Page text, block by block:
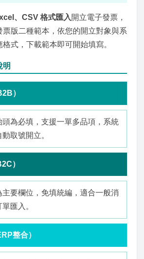
、CSV 格式匯入 開立電子發票，
票版二種範本，依您的開立對象與系
式，下載範本即可開始填寫。
明
）
頭為必填，支援一單多品項，系統
取號開立。
）
主要欄位，免填統編，適合一般消
匯入。
整合）